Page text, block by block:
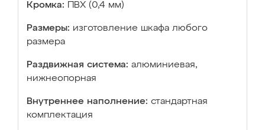
Кромка: ПВХ (0,4 мм)
Размеры: изготовление шкафа любого
размера
Раздвижная система: алюминиевая,
нижнеопорная
Внутреннее наполнение: стандартная
комплектация